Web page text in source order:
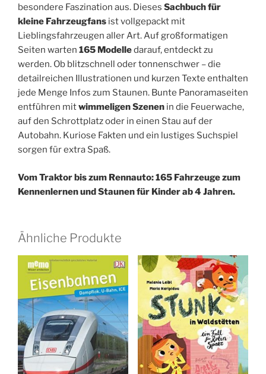
besondere Faszination aus. Dieses Sachbuch für
kleine Fahrzeugfans ist vollgepackt mit
Lieblingsfahrzeugen aller Art. Auf großformatigen
Seiten warten 165 Modelledarauf, entdeckt zu
werden. Ob blitzschnell oder tonnenschwer – die
detailreichen Illustrationen und kurzen Texte enthalten
jede Menge Infos zum Staunen. Bunte Panoramaseiten
entführen mitwimmeligen Szenen in die Feuerwache,
auf den Schrottplatz oder in einen Stau auf der
Autobahn. Kuriose Fakten und ein lustiges Suchspiel
sorgen für extra Spaß.
Vom Traktor bis zum Rennauto: 165 Fahrzeuge zum
Kennenlernen und Staunen für Kinder ab 4 Jahren.
Ähnliche Produkte